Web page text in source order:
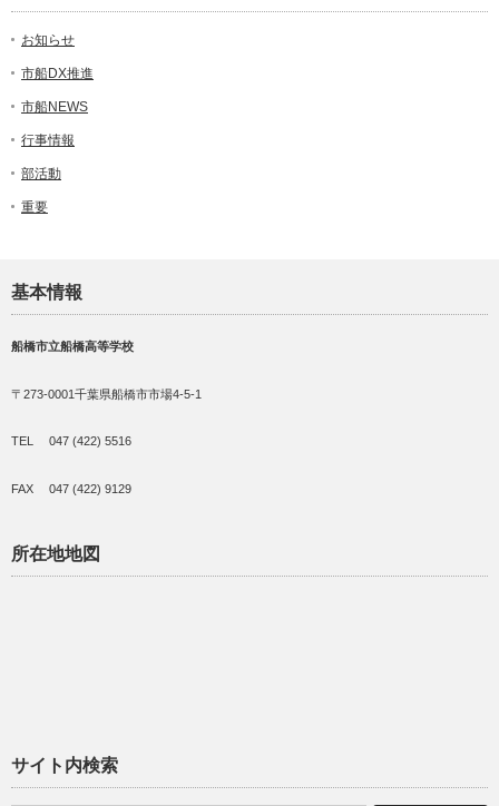
お知らせ
市船DX推進
市船NEWS
行事情報
部活動
重要
基本情報
船橋市立船橋高等学校
〒273-0001千葉県船橋市市場4-5-1
TEL 047 (422) 5516
FAX 047 (422) 9129
所在地地図
サイト内検索